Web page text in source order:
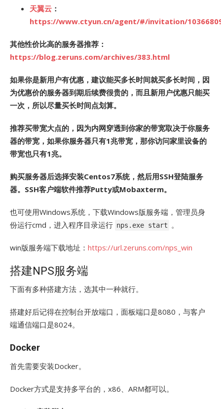
天翼云 ：
https://www.ctyun.cn/agent/#/invitation/
其他性价比高的服务器推荐：
https://blog.zeruns.com/archives/383.html
如果你是新用户有优惠，建议能买多长时间就买多长时间，因
为优惠价的服务器到期后续费很贵的，而且新用户优惠只能买
一次，所以尽量买长时间点划算。
推荐买带宽大点的，因为内网穿透到你家的带宽取决于你服务
器的带宽，如果你服务器只有1兆带宽，那你访问家里设备的
带宽也只有1兆。
购买服务器后选择安装Centos7系统，然后用SSH登陆服务
器。SSH客户端软件推荐Putty或Mobaxterm。
也可使用Windows系统，下载Windows版服务端，管理员身
份运行cmd，进入程序目录运行 nps.exe start 。
win版服务端下载地址： https://url.zeruns.com/nps_win
搭建NPS服务端
下面有多种搭建方法，选其中一种就行。
搭建好后记得在控制台开放端口，面板端口是8080，与客户
端通信端口是8024。
Docker
首先需要安装Docker。
Docker方式是支持多平台的，x86、ARM都可以。